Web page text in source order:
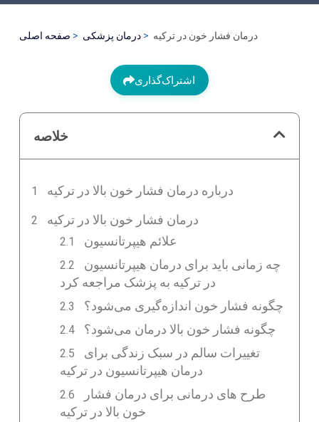
صفحه اصلی درمان پزشکی درمان فشار خون در ترکیه
اشتراک‌گذاری
خلاصه
درباره درمان فشار خون بالا در ترکیه
درمان فشار خون بالا در ترکیه
علائم هیپرتانسیون
چه زمانی باید برای درمان هیپرتانسیون
در ترکیه به پزشک مراجعه کرد
چگونه فشار خون اندازه‌گیری می‌شود؟
چگونه فشار خون بالا درمان می‌شود؟
تغییرات سالم در سبک زندگی برای
درمان هیپرتانسیون در ترکیه
طرح های درمانی برای درمان فشار
خون بالا در ترکیه